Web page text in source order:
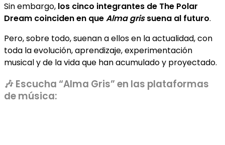
Sin embargo, los cinco integrantes de The Polar
Dream coinciden en queAlma grissuena al futuro.
Pero, sobre todo, suenan a ellos en la actualidad, con
toda la evolución, aprendizaje, experimentación
musical y de la vida que han acumulado y proyectado.
🎶 Escucha “Alma Gris” en las plataformas
de música: